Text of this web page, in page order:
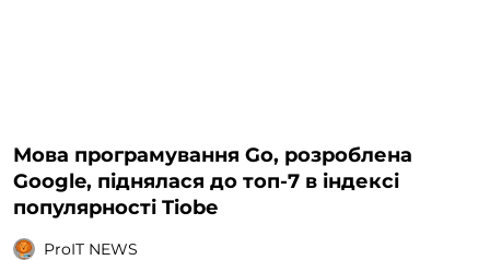
Мова програмування Go, розроблена
Google, піднялася до топ-7 в індексі
популярності Tiobe
ProIT NEWS